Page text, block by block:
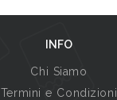
INFO
Chi Siamo
Termini e Condizioni